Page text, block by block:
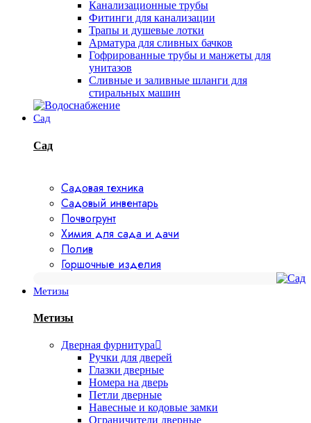
Канализационные трубы
Фитинги для канализации
Трапы и душевые лотки
Арматура для сливных бачков
Гофрированные трубы и манжеты для
унитазов
Сливные и заливные шланги для
стиральных машин
Сад
Сад
Садовая техника
Садовый инвентарь
Почвогрунт
Химия для сада и дачи
Полив
Горшочные изделия
Метизы
Метизы
Дверная фурнитура
Ручки для дверей
Глазки дверные
Номера на дверь
Петли дверные
Навесные и кодовые замки
Ограничители дверные